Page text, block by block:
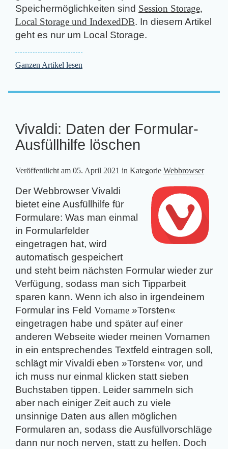
Speichermöglichkeiten sind Session Storage,
Local Storage und IndexedDB. In diesem Artikel
geht es nur um Local Storage.
Ganzen Artikel lesen
Vivaldi: Daten der Formular-
Ausfüllhilfe löschen
Veröffentlicht am 05. April 2021 in Kategorie Webbrowser
Der Webbrowser Vivaldi
bietet eine Ausfüllhilfe für
Formulare: Was man einmal
in Formularfelder
eingetragen hat, wird
automatisch gespeichert
und steht beim nächsten Formular wieder zur
Verfügung, sodass man sich Tipparbeit
sparen kann. Wenn ich also in irgendeinem
Formular ins Feld Vorname »Torsten«
eingetragen habe und später auf einer
anderen Webseite wieder meinen Vornamen
in ein entsprechendes Textfeld eintragen soll,
schlägt mir Vivaldi eben »Torsten« vor, und
ich muss nur einmal klicken statt sieben
Buchstaben tippen. Leider sammeln sich
aber nach einiger Zeit auch zu viele
unsinnige Daten aus allen möglichen
Formularen an, sodass die Ausfüllvorschläge
dann nur noch nerven, statt zu helfen. Doch